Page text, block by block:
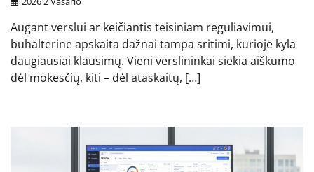
Augant verslui ar keičiantis teisiniam reguliavimui,
buhalterinė apskaita dažnai tampa sritimi, kurioje kyla
daugiausiai klausimų. Vieni verslininkai siekia aiškumo
dėl mokesčių, kiti – dėl ataskaitų, […]